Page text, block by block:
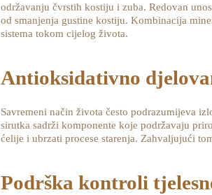
održavanju čvrstih kostiju i zuba. Redovan
od smanjenja gustine kostiju. Kombinacija
sistema tokom cijelog života.
Antioksidativno
Savremeni način života često podrazumijeva
sirutka sadrži komponente koje podržavaju
ćelije i ubrzati procese starenja. Zahvaljujući
Podrška kontroli